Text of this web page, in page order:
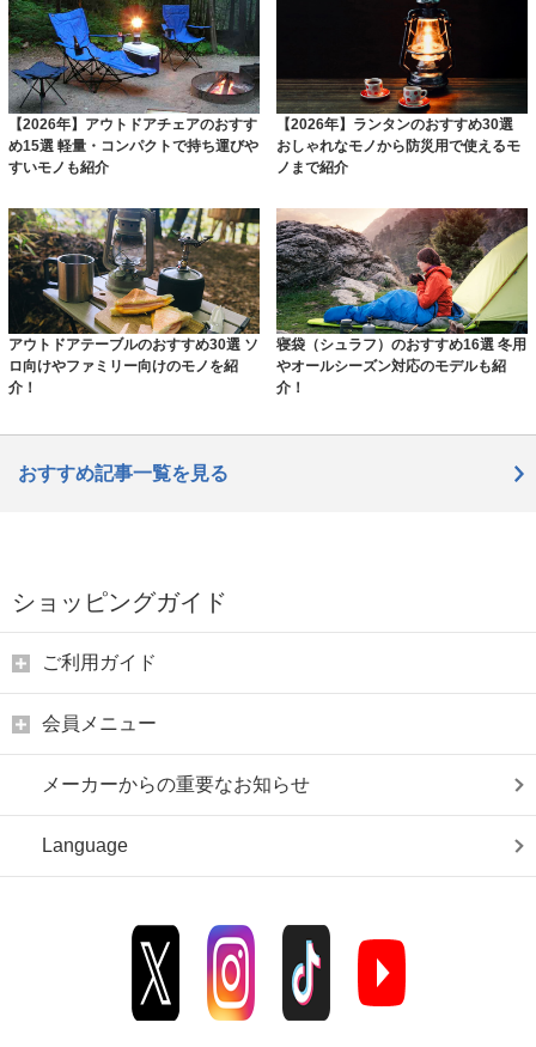
【2026年】アウトドアチェアのおすす
め15選 軽量・コンパクトで持ち運びや
すいモノも紹介
【2026年】ランタンのおすすめ30選
おしゃれなモノから防災用で使えるモ
ノまで紹介
アウトドアテーブルのおすすめ30選 ソ
ロ向けやファミリー向けのモノを紹
介！
寝袋（シュラフ）のおすすめ16選 冬用
やオールシーズン対応のモデルも紹
介！
おすすめ記事一覧を見る
ショッピングガイド
ご利用ガイド
会員メニュー
メーカーからの重要なお知らせ
Language